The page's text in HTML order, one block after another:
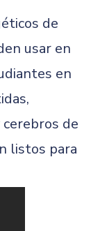
de
usar en
en
de
listos para